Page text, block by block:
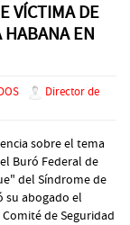
VÍCTIMA DE
HABANA EN
Director de
sobre el tema
Buró Federal de
del Síndrome de
su abogado el
de Seguridad